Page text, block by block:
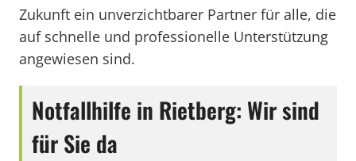
Zukunft ein unverzichtbarer Partner für alle, die
auf schnelle und professionelle Unterstützung
angewiesen sind.
Notfallhilfe in Rietberg: Wir sind
für Sie da